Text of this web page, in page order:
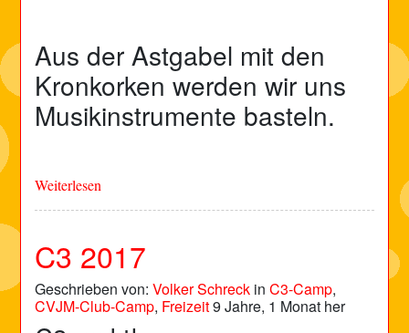
Aus der Astgabel mit den
Kronkorken werden wir uns
Musikinstrumente basteln.
Weiterlesen
C3 2017
Geschrieben von:Volker Schreck inC3-Camp,
CVJM-Club-Camp, Freizeit9 Jahre, 1 Monat her